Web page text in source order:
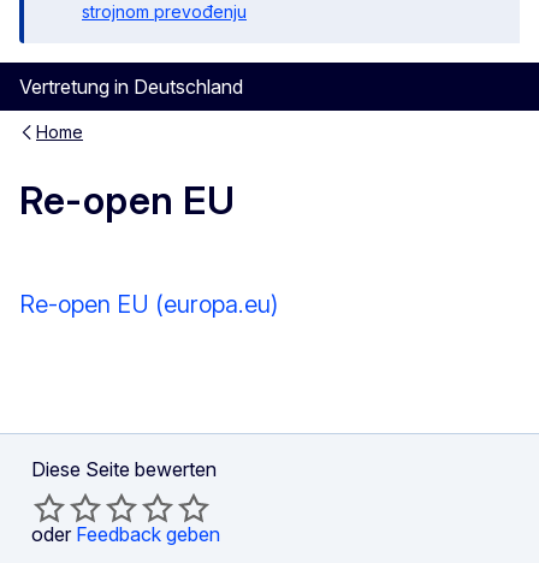
strojnom prevođenju
Vertretung in Deutschland
Home
Re-open EU
Re-open EU (europa.eu)
Diese Seite bewerten
oder Feedback geben